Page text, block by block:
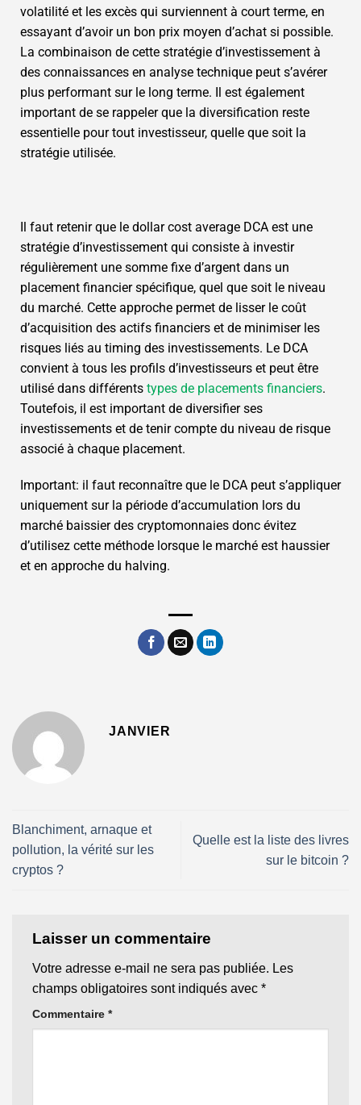
volatilité et les excès qui surviennent à court terme, en
essayant d’avoir un bon prix moyen d’achat si possible.
La combinaison de cette stratégie d’investissement à
des connaissances en analyse technique peut s’avérer
plus performant sur le long terme. Il est également
important de se rappeler que la diversification reste
essentielle pour tout investisseur, quelle que soit la
stratégie utilisée.
Il faut retenir que le dollar cost average DCA est une
stratégie d’investissement qui consiste à investir
régulièrement une somme fixe d’argent dans un
placement financier spécifique, quel que soit le niveau
du marché. Cette approche permet de lisser le coût
d’acquisition des actifs financiers et de minimiser les
risques liés au timing des investissements. Le DCA
convient à tous les profils d’investisseurs et peut être
utilisé dans différents types de placements financiers.
Toutefois, il est important de diversifier ses
investissements et de tenir compte du niveau de risque
associé à chaque placement.
Important: il faut reconnaître que le DCA peut s’appliquer
uniquement sur la période d’accumulation lors du
marché baissier des cryptomonnaies donc évitez
d’utilisez cette méthode lorsque le marché est haussier
et en approche du halving.
JANVIER
Blanchiment, arnaque et
pollution, la vérité sur les
cryptos ?
Quelle est la liste des livres
sur le bitcoin ?
Laisser un commentaire
Votre adresse e-mail ne sera pas publiée. Les
champs obligatoires sont indiqués avec *
Commentaire *